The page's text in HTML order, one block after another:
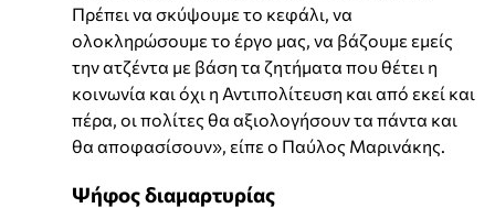
Πρέπει να σκύψουμε το κεφάλι, να
ολοκληρώσουμε το έργο μας, να βάζουμε εμείς
την ατζέντα με βάση τα ζητήματα που θέτει η
κοινωνία και όχι η Αντιπολίτευση και από εκεί και
πέρα, οι πολίτες θα αξιολογήσουν τα πάντα και
θα αποφασίσουν», είπε ο Παύλος Μαρινάκης.
Ψήφος διαμαρτυρίας